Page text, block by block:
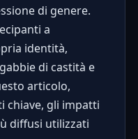
di genere.
a
identità,
di castità e
articolo,
chiave, gli impatti
diffusi utilizzati